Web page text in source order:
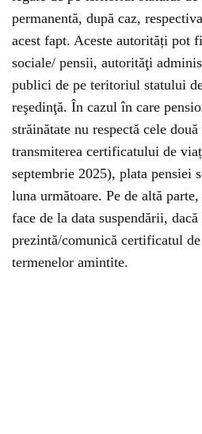
permanentă, după caz,
acest fapt. Aceste autorități pot
sociale/ pensii, autorităţi
publici de pe teritoriul statului
reşedinţă. În cazul în care
străinătate nu respectă cele
transmiterea certificatului de
septembrie 2025), plata pensiei
luna următoare. Pe de altă
face de la data suspendării,
prezintă/comunică certificatul
termenelor amintite.